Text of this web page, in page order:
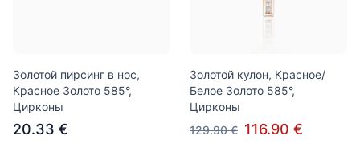
Золотой пирсинг в нос,
Красное Золото 585°,
Цирконы
20.33 €
Золотой кулон, Красное/
Белое Золото 585°,
Цирконы
129.90 € 116.90 €